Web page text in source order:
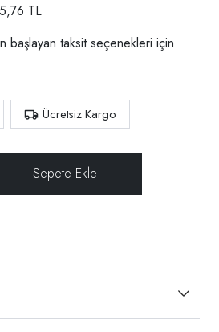
TL
başlayan taksit seçenekleri için
Ücretsiz Kargo